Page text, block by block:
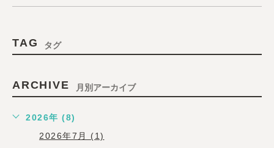
TAG タグ
ARCHIVE 月別アーカイブ
2026年 (8)
2026年7月 (1)